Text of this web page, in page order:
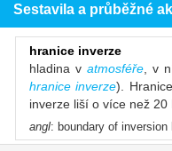
Sestavila a průběžné
hranice inverze
hladina v atmosféře, v
hranice inverze).
inverze liší o více než
angl: boundary of inversion